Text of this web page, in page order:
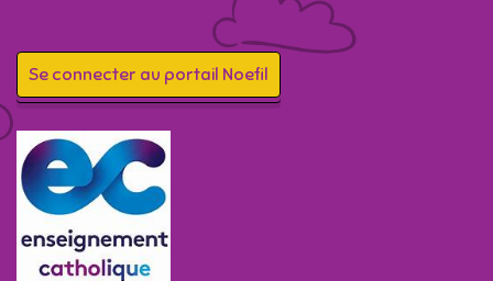
Se connecter au portail Noefil